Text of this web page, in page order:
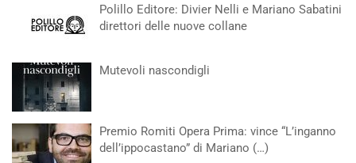
Polillo Editore: Divier Nelli e Mariano Sabatini
direttori delle nuove collane
Mutevoli nascondigli
Premio Romiti Opera Prima: vince “L’inganno
dell’ippocastano” di Mariano (…)